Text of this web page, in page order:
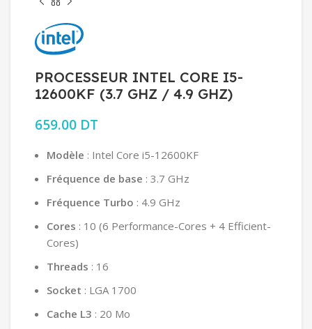
PROCESSEUR INTEL CORE I5-
12600KF (3.7 GHZ / 4.9 GHZ)
659.00 DT
Modèle : Intel Core i5-12600KF
Fréquence de base : 3.7 GHz
Fréquence Turbo : 4.9 GHz
Cores : 10 (6 Performance-Cores + 4 Efficient-
Cores)
Threads : 16
Socket : LGA 1700
Cache L3 : 20 Mo